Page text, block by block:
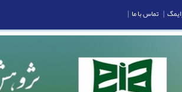
| تماس با ما |